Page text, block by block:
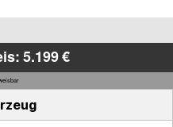
5.199 €